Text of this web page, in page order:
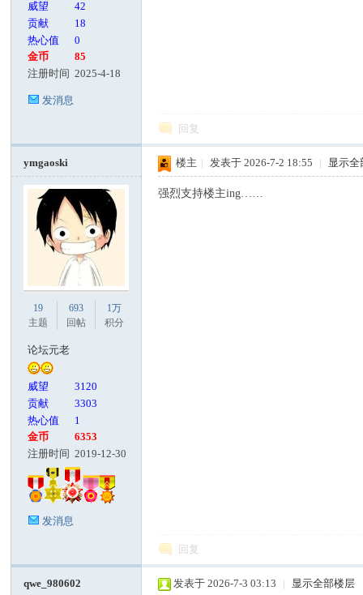
威望
42
贡献
18
热心值
0
金币
85
注册时间 2025-4-18
发消息
回复
ymgaoski
19
主题
693
回帖
1万
积分
论坛元老
威望
3120
贡献
3303
热心值
1
金币
6353
注册时间 2019-12-30
发消息
楼主 | 发表于 2026-7-2 18:55 | 显示全
强烈支持楼主ing……
回复
qwe_980602 发表于 2026-7-3 03:13 | 显示全部楼层